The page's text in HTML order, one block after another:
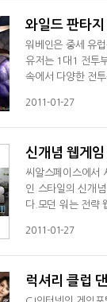
와일드 판타
워베인은 중세 유
유저는 1대1 전투
속에서 다양한 전
업과 교역의 국가 '
2011-01-27
신개념 웹게
씨알스페이스에서
인 스타일의 신개
다.모던 워는 전략
외적인 부분을 간
2011-01-27
럭셔리 클럽